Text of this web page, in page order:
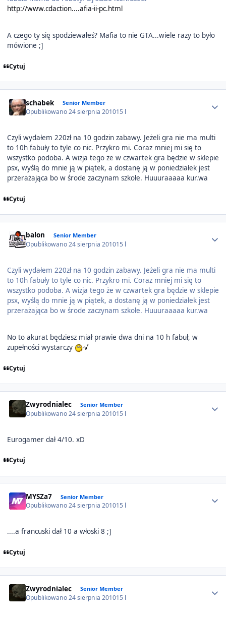
http://www.cdaction....afia-ii-pc.html
A czego ty się spodziewałeś? Mafia to nie GTA...wiele razy to było
mówione ;]
Cytuj
schabek Senior Member
Opublikowano24 sierpnia 201015 l
Czyli wydałem 220zł na 10 godzin zabawy. Jeżeli gra nie ma multi
to 10h fabuły to tyle co nic. Przykro mi. Coraz mniej mi się to
wszystko podoba. A wizja tego że w czwartek gra będzie w sklepie
psx, wyślą do mnie ją w piątek, a dostanę ją w poniedziałek jest
przerażająca bo w środe zaczynam szkołe. Huuuraaaaa kur.wa
Cytuj
balon Senior Member
Opublikowano24 sierpnia 201015 l
Czyli wydałem 220zł na 10 godzin zabawy. Jeżeli gra nie ma multi
to 10h fabuły to tyle co nic. Przykro mi. Coraz mniej mi się to
wszystko podoba. A wizja tego że w czwartek gra będzie w sklepie
psx, wyślą do mnie ją w piątek, a dostanę ją w poniedziałek jest
przerażająca bo w środe zaczynam szkołe. Huuuraaaaa kur.wa
No to akurat będziesz miał prawie dwa dni na 10 h fabuł, w
zupełności wystarczy
Cytuj
Zwyrodnialec Senior Member
Opublikowano24 sierpnia 201015 l
Eurogamer dał 4/10. xD
Cytuj
MYSZa7 Senior Member
Opublikowano24 sierpnia 201015 l
....a francuski dał 10 a włoski 8 ;]
Cytuj
Zwyrodnialec Senior Member
Opublikowano24 sierpnia 201015 l